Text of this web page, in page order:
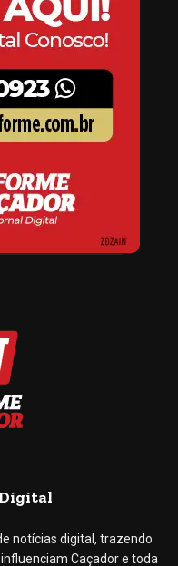
notícias digital, trazendo
Caçador e toda